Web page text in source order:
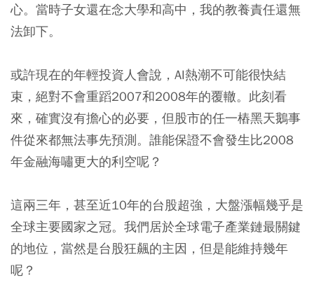
心。當時子女還在念大學和高中，我的教養責任還無
法卸下。
或許現在的年輕投資人會說，AI熱潮不可能很快結
束，絕對不會重蹈2007和2008年的覆轍。此刻看
來，確實沒有擔心的必要，但股市的任一樁黑天鵝事
件從來都無法事先預測。誰能保證不會發生比2008
年金融海嘯更大的利空呢？
這兩三年，甚至近10年的台股超強，大盤漲幅幾乎是
全球主要國家之冠。我們居於全球電子產業鏈最關鍵
的地位，當然是台股狂飆的主因，但是能維持幾年
呢？